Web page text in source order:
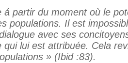
á partir du moment où le
populations. Il est
avec ses
qui lui est attribuée. Cela
» (Ibid :83).